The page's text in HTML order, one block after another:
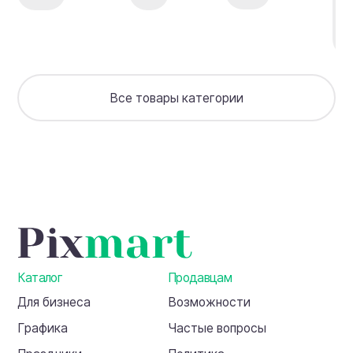
Все товары категории
Каталог
Для бизнеса
Графика
Продавцам
Возможности
Частые вопросы